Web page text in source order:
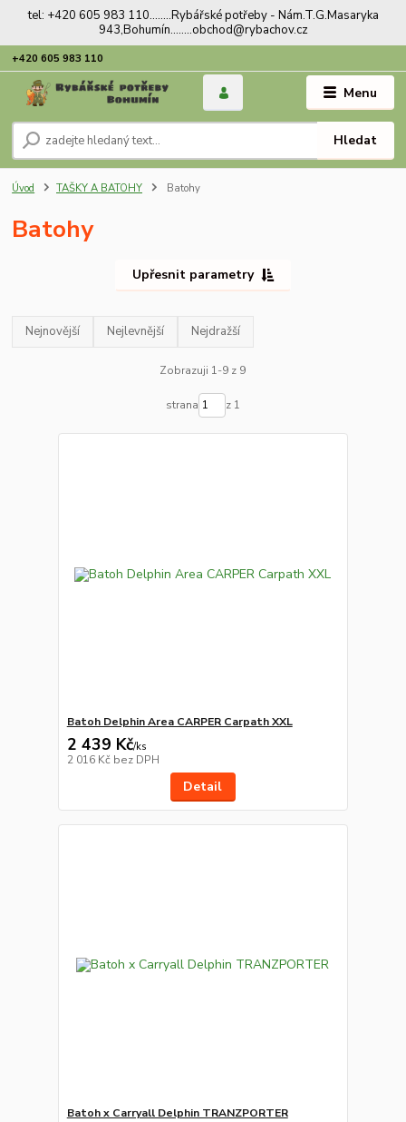
tel: +420 605 983 110........Rybářské potřeby - Nám.T.G.Masaryka
943,Bohumín........obchod@rybachov.cz
Menu
Hledat
+420 605 983 110
Úvod TAŠKY A BATOHY Batohy
Batohy
Upřesnit parametry
Nejnovější Nejlevnější Nejdražší
Zobrazuji 1-9 z 9
strana z 1
Batoh Delphin Area CARPER Carpath XXL
2 439 Kč/ks
2 016 Kč bez DPH
Detail
Batoh x Carryall Delphin TRANZPORTER